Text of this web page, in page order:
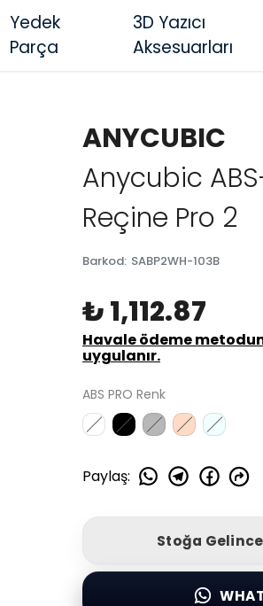
Yedek
Parça
3D Yazıcı
Aksesuarları
ANYCUBIC
Anycubic
Reçine Pro 2
Barkod: SABP2WH-103B
₺ 1,112.87
Havale ödeme
uygulanır.
ABS PRO Renk
Paylaş:
Stoğa